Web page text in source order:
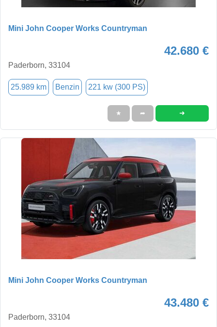
Mini John Cooper Works Countryman
42.680 €
Paderborn, 33104
25.989 km Benzin 221 kw (300 PS)
★ ➦ ➜
Mini John Cooper Works Countryman
43.480 €
Paderborn, 33104